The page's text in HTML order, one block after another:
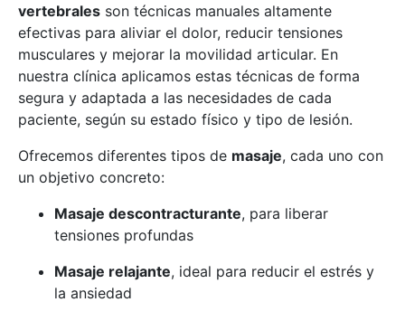
vertebrales son técnicas manuales altamente
efectivas para aliviar el dolor, reducir tensiones
musculares y mejorar la movilidad articular. En
nuestra clínica aplicamos estas técnicas de forma
segura y adaptada a las necesidades de cada
paciente, según su estado físico y tipo de lesión.
Ofrecemos diferentes tipos de masaje, cada uno con
un objetivo concreto:
Masaje descontracturante, para liberar
tensiones profundas
Masaje relajante, ideal para reducir el estrés y
la ansiedad